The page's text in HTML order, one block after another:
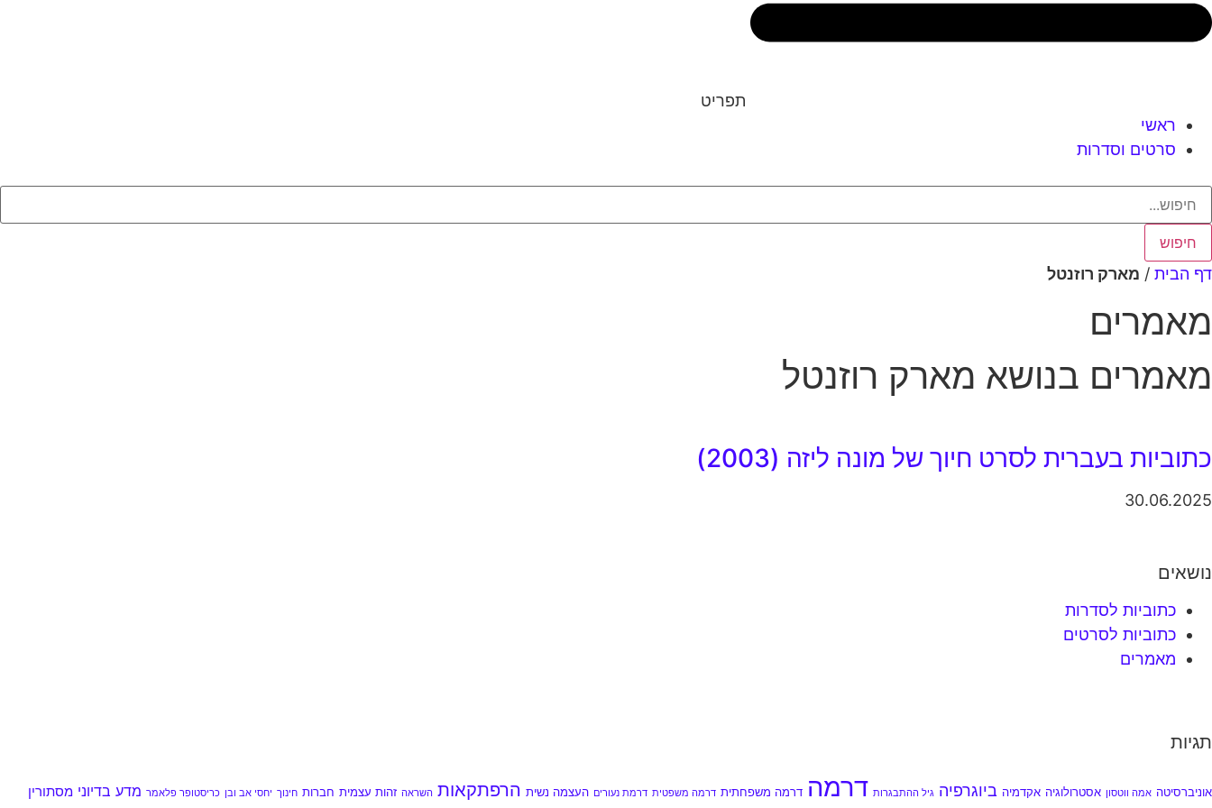
תפריט
ראשי
סרטים וסדרות
חיפוש
דף הבית / מארק רוזנטל
מאמרים
מאמרים בנושא מארק רוזנטל
כתוביות בעברית לסרט חיוך של מונה ליזה (2003)
30.06.2025
נושאים
כתוביות לסדרות
כתוביות לסרטים
מאמרים
תגיות
אוניברסיטה אמה ווטסון אסטרולוגיה אקדמיה ביוגרפיה גיל ההתבגרות דרמה דרמה משפחתית דרמה משפטית דרמת נעורים העצמה נשית הרפתקאות השראה זהות עצמית חברות חינוך יחסי אב ובן כריסטופר פלאמר מדע בדיוני מסתורין